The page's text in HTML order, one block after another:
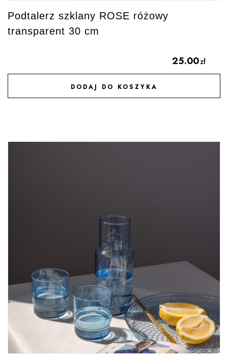
Podtalerz szklany ROSE różowy
transparent 30 cm
25.00zł
DODAJ DO KOSZYKA
DODAJ DO ULUBIONYCH